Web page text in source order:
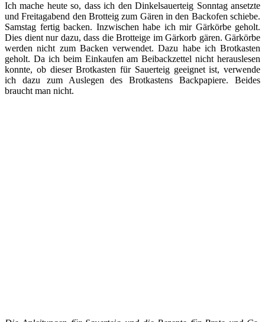
Ich mache heute so, dass ich den Dinkelsauerteig Sonntag ansetzte
und Freitagabend den Brotteig zum Gären in den Backofen schiebe.
Samstag fertig backen. Inzwischen habe ich mir Gärkörbe geholt.
Dies dient nur dazu, dass die Brotteige im Gärkorb gären. Gärkörbe
werden nicht zum Backen verwendet. Dazu habe ich Brotkasten
geholt. Da ich beim Einkaufen am Beibackzettel nicht herauslesen
konnte, ob dieser Brotkasten für Sauerteig geeignet ist, verwende
ich dazu zum Auslegen des Brotkastens Backpapiere. Beides
braucht man nicht.